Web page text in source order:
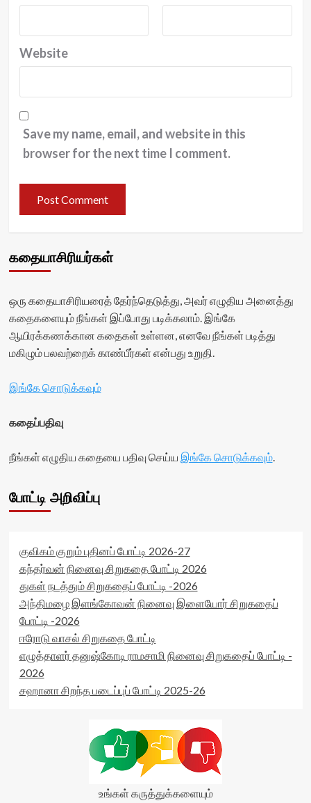
Website
Save my name, email, and website in this
browser for the next time I comment.
கதையாசிரியர்கள்
ஒரு கதையாசிரியரைத் தேர்ந்தெடுத்து, அவர் எழுதிய அனைத்து
கதைகளையும் நீங்கள் இப்போது படிக்கலாம். இங்கே
ஆயிரக்கணக்கான கதைகள் உள்ளன, எனவே நீங்கள் படித்து
மகிழும் பலவற்றைக் காண்பீர்கள் என்பது உறுதி.
இங்கே சொடுக்கவும்
கதைப்பதிவு
நீங்கள் எழுதிய கதையை பதிவு செய்ய இங்கே சொடுக்கவும்.
போட்டி அறிவிப்பு
குவிகம் குறும் புதினப் போட்டி 2026-27
கந்தர்வன் நினைவு சிறுகதை போட்டி 2026
துகள் நடத்தும் சிறுகதைப் போட்டி -2026
அந்திமழை இளங்கோவன் நினைவு இளையோர் சிறுகதைப்
போட்டி -2026
ஈரோடு வாசல் சிறுகதை போட்டி
எழுத்தாளர் தனுஷ்கோடி ராமசாமி நினைவு சிறுகதைப் போட்டி -
2026
சஹானா சிறந்த படைப்புப் போட்டி 2025-26
உங்கள் கருத்துக்களையும்